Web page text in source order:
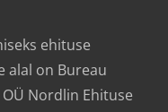
ehituse
alal on Bureau
Nordlin Ehituse